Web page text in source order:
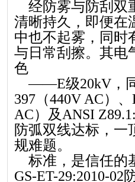
经防雾与防刮双
清晰持久，即便在
中也不起雾，同时
与日常刮擦。其电
色
——E级20kV，
397（440V AC）
AC）及ANSI
防弧双线达标，一
规难题。
标准，是信任的
GS-ET-29:2010-02